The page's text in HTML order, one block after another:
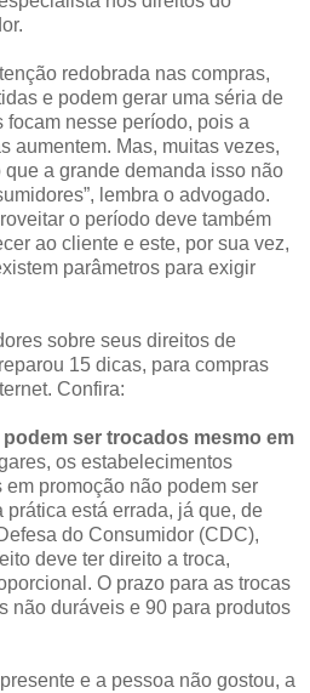
redobrada nas compras,
e podem gerar uma séria de
focam nesse período, pois a
aumentem. Mas, muitas vezes,
a grande demanda isso não
lembra o advogado.
o período deve também
ao cliente e este, por sua vez,
parâmetros para exigir
sobre seus direitos de
15 dicas, para compras
Confira:
ser trocados mesmo em
os estabelecimentos
promoção não podem ser
está errada, já que, de
do Consumidor (CDC),
deve ter direito a troca,
O prazo para as trocas
não duráveis e 90 para produtos
e a pessoa não gostou, a